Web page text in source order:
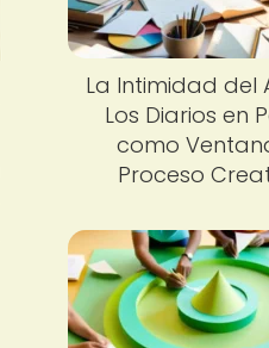
La Intimidad del
Los Diarios en
como
Proceso